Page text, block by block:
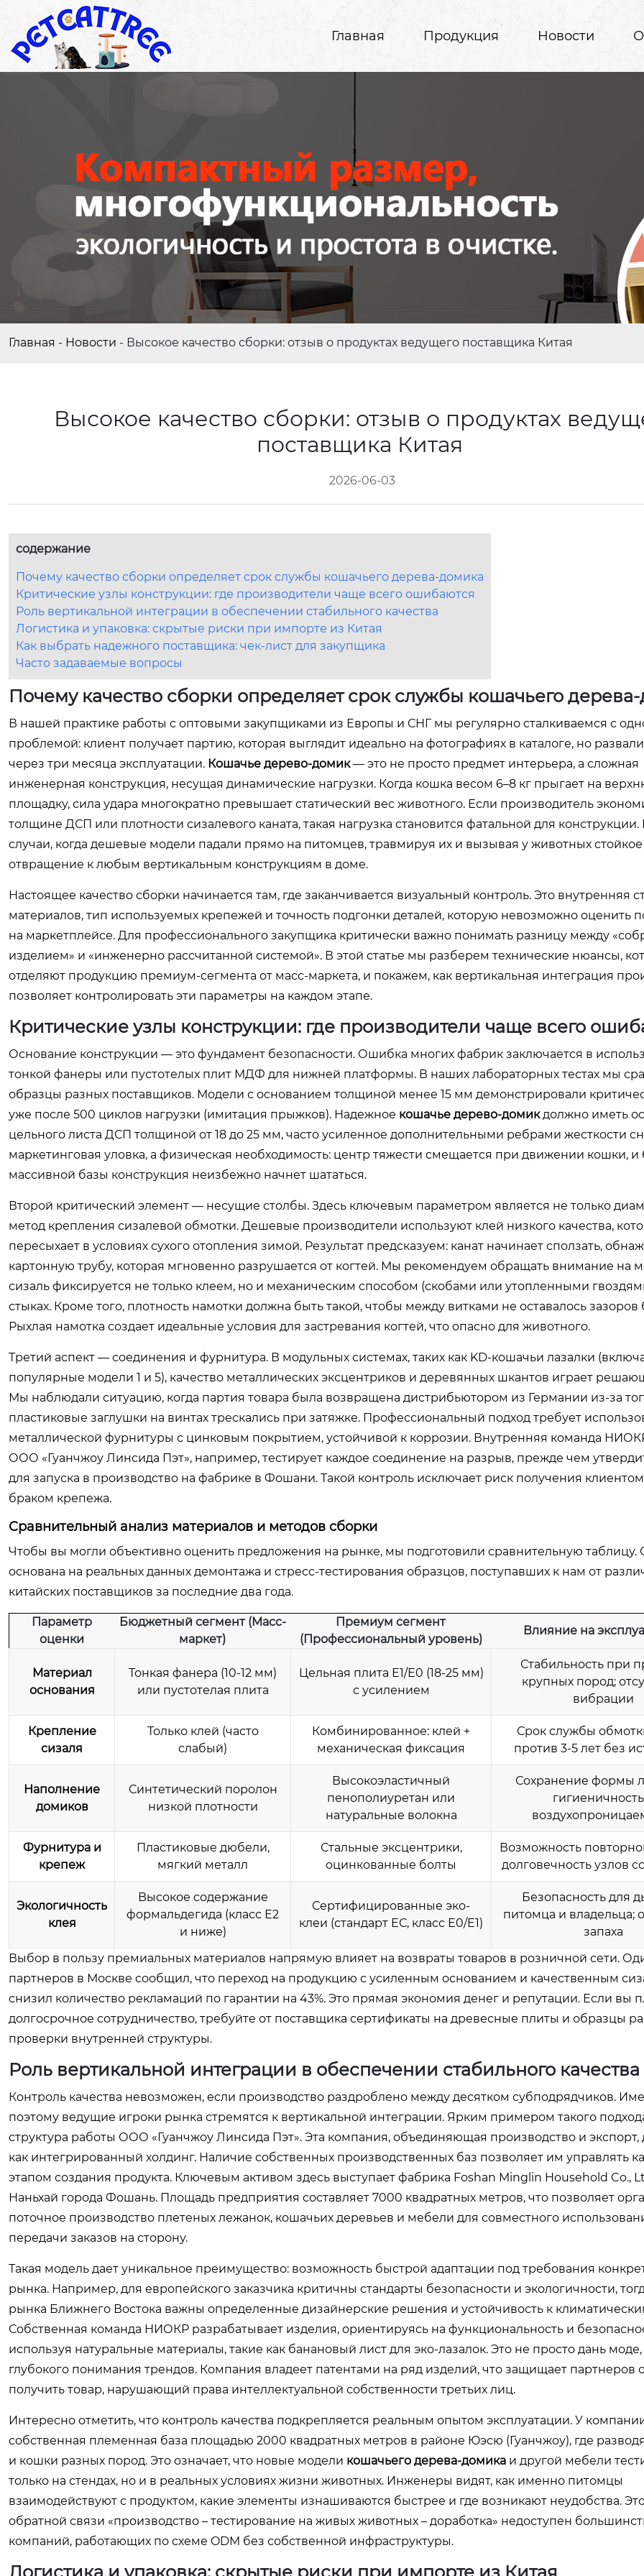
Главная Продукция Новости
Главная - Новости - Высокое качество сборки: отзыв о продуктах ведущего поставщика Китая
Высокое качество сборки: отзыв о продуктах
поставщика Китая
2026-06-03
содержание
Почему качество сборки определяет срок службы кошачьего дерева-домика
Критические узлы конструкции: где производители чаще всего ошибаются
Роль вертикальной интеграции в обеспечении стабильного качества
Логистика и упаковка: скрытые риски при импорте из Китая
Как выбрать надежного поставщика: чек-лист для закупщика
Часто задаваемые вопросы
Почему качество сборки определяет срок службы кошачьего
В нашей практике работы с оптовыми закупщиками из Европы и СНГ мы регулярно сталкиваемся с
проблемой: клиент получает партию, которая выглядит идеально на фотографиях в каталоге, но
через три месяца эксплуатации. Кошачье дерево-домик— это не просто предмет интерьера, а сложная
инженерная конструкция, несущая динамические нагрузки. Когда кошка весом 6–8 кг прыгает на
площадку, сила удара многократно превышает статический вес животного. Если производитель
толщине ДСП или плотности сизалевого каната, такая нагрузка становится фатальной для
случаи, когда дешевые модели падали прямо на питомцев, травмируя их и вызывая у животных стойкое
отвращение к любым вертикальным конструкциям в доме.
Настоящее качество сборки начинается там, где заканчивается визуальный контроль. Это внутренняя
материалов, тип используемых крепежей и точность подгонки деталей, которую невозможно оценить
на маркетплейсе. Для профессионального закупщика критически важно понимать разницу между
изделием» и «инженерно рассчитанной системой». В этой статье мы разберем технические нюансы,
отделяют продукцию премиум-сегмента от масс-маркета, и покажем, как вертикальная интеграция
позволяет контролировать эти параметры на каждом этапе.
Критические узлы конструкции: где производители чаще всего
Основание конструкции — это фундамент безопасности. Ошибка многих фабрик заключается в
тонкой фанеры или пустотелых плит МДФ для нижней платформы. В наших лабораторных тестах мы
образцы разных поставщиков. Модели с основанием толщиной менее 15 мм демонстрировали
уже после 500 циклов нагрузки (имитация прыжков). Надежное кошачье дерево-домикдолжно иметь
цельного листа ДСП толщиной от 18 до 25 мм, часто усиленное дополнительными ребрами жесткости
маркетинговая уловка, а физическая необходимость: центр тяжести смещается при движении кошки, и
массивной базы конструкция неизбежно начнет шататься.
Второй критический элемент — несущие столбы. Здесь ключевым параметром является не только
метод крепления сизалевой обмотки. Дешевые производители используют клей низкого качества,
пересыхает в условиях сухого отопления зимой. Результат предсказуем: канат начинает сползать,
картонную трубу, которая мгновенно разрушается от когтей. Мы рекомендуем обращать внимание на
сизаль фиксируется не только клеем, но и механическим способом (скобами или утопленными
стыках. Кроме того, плотность намотки должна быть такой, чтобы между витками не оставалось зазоров
Рыхлая намотка создает идеальные условия для застревания когтей, что опасно для животного.
Третий аспект — соединения и фурнитура. В модульных системах, таких как KD-кошачьи лазалки
популярные модели 1 и 5), качество металлических эксцентриков и деревянных шкантов играет
Мы наблюдали ситуацию, когда партия товара была возвращена дистрибьютором из Германии из-за
пластиковые заглушки на винтах трескались при затяжке. Профессиональный подход требует
металлической фурнитуры с цинковым покрытием, устойчивой к коррозии. Внутренняя команда
ООО «Гуанчжоу Линсида Пэт», например, тестирует каждое соединение на разрыв, прежде чем
для запуска в производство на фабрике в Фошани. Такой контроль исключает риск получения
браком крепежа.
Сравнительный анализ материалов и методов сборки
Чтобы вы могли объективно оценить предложения на рынке, мы подготовили сравнительную таблицу.
основана на реальных данных демонтажа и стресс-тестирования образцов, поступавших к нам от
китайских поставщиков за последние два года.
Параметр
оценки
Бюджетный сегмент (Масс-
маркет)
Премиум сегмент
(Профессиональный уровень)
Влияние на
Материал
основания
Тонкая фанера (10-12 мм)
или пустотелая плита
Цельная плита Е1/Е0 (18-25 мм)
с усилением
Стабильность при
крупных пород;
вибрации
Крепление
сизаля
Только клей (часто
слабый)
Комбинированное: клей +
механическая фиксация
Срок службы
против 3-5 лет без
Наполнение
домиков
Синтетический поролон
низкой плотности
Высокоэластичный
пенополиуретан или
натуральные волокна
Сохранение формы
Фурнитура и
крепеж
Пластиковые дюбели,
мягкий металл
Стальные эксцентрики,
оцинкованные болты
Возможность
долговечность узлов
Экологичность
клея
Высокое содержание
формальдегида (класс Е2
и ниже)
Сертифицированные эко-
клеи (стандарт ЕС, класс Е0/E1)
Безопасность для
питомца и владельца;
запаха
Выбор в пользу премиальных материалов напрямую влияет на возвраты товаров в розничной сети.
партнеров в Москве сообщил, что переход на продукцию с усиленным основанием и качественным
снизил количество рекламаций по гарантии на 43%. Это прямая экономия денег и репутации. Если вы
долгосрочное сотрудничество, требуйте от поставщика сертификаты на древесные плиты и образцы
проверки внутренней структуры.
Роль вертикальной интеграции в обеспечении стабильного качества
Контроль качества невозможен, если производство раздроблено между десятком субподрядчиков.
поэтому ведущие игроки рынка стремятся к вертикальной интеграции. Ярким примером такого
структура работы ООО «Гуанчжоу Линсида Пэт». Эта компания, объединяющая производство и экспорт,
как интегрированный холдинг. Наличие собственных производственных баз позволяет им управлять
этапом создания продукта. Ключевым активом здесь выступает фабрика Foshan Minglin Household Co.,
Наньхай города Фошань. Площадь предприятия составляет 7000 квадратных метров, что позволяет
поточное производство плетеных лежанок, кошачьих деревьев и мебели для совместного
передачи заказов на сторону.
Такая модель дает уникальное преимущество: возможность быстрой адаптации под требования
рынка. Например, для европейского заказчика критичны стандарты безопасности и экологичности,
рынка Ближнего Востока важны определенные дизайнерские решения и устойчивость к
Собственная команда НИОКР разрабатывает изделия, ориентируясь на функциональность и
используя натуральные материалы, такие как банановый лист для эко-лазалок. Это не просто дань моде,
глубокого понимания трендов. Компания владеет патентами на ряд изделий, что защищает партнеров
получить товар, нарушающий права интеллектуальной собственности третьих лиц.
Интересно отметить, что контроль качества подкрепляется реальным опытом эксплуатации. У
собственная племенная база площадью 2000 квадратных метров в районе Юэсю (Гуанчжоу), где
и кошки разных пород. Это означает, что новые модели кошачьего дерева-домика и другой мебели
только на стендах, но и в реальных условиях жизни животных. Инженеры видят, как именно питомцы
взаимодействуют с продуктом, какие элементы изнашиваются быстрее и где возникают неудобства.
обратной связи «производство – тестирование на живых животных – доработка» недоступен
компаний, работающих по схеме ODM без собственной инфраструктуры.